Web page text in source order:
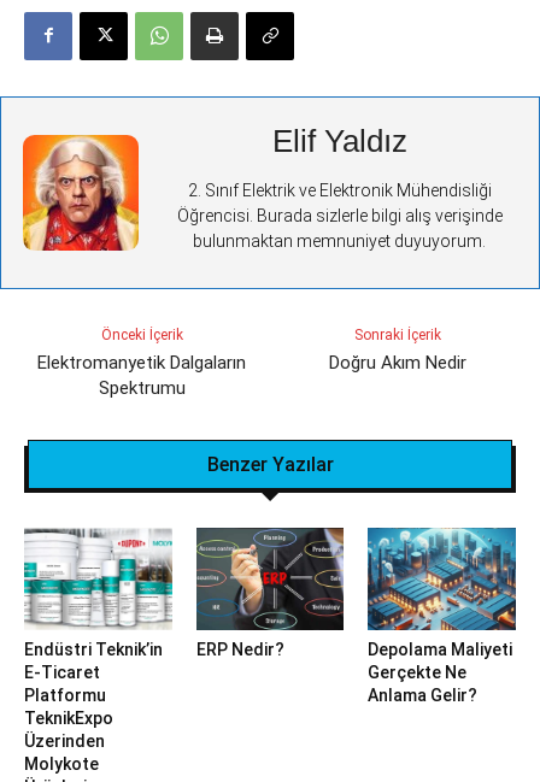
Elif Yaldız
2. Sınıf Elektrik ve Elektronik Mühendisliği
Öğrencisi. Burada sizlerle bilgi alış verişinde
bulunmaktan memnuniyet duyuyorum.
Önceki İçerik
Elektromanyetik Dalgaların
Spektrumu
Sonraki İçerik
Doğru Akım Nedir
Benzer Yazılar
Endüstri Teknik’in
E-Ticaret
Platformu
TeknikExpo
Üzerinden
Molykote
ERP Nedir?
Depolama Maliyeti
Gerçekte Ne
Anlama Gelir?